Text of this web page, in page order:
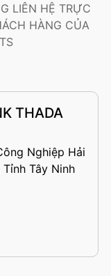
LIÊN HỆ TRỰC
HÀNG CỦA
THADA
Nghiệp Hải
Tây Ninh